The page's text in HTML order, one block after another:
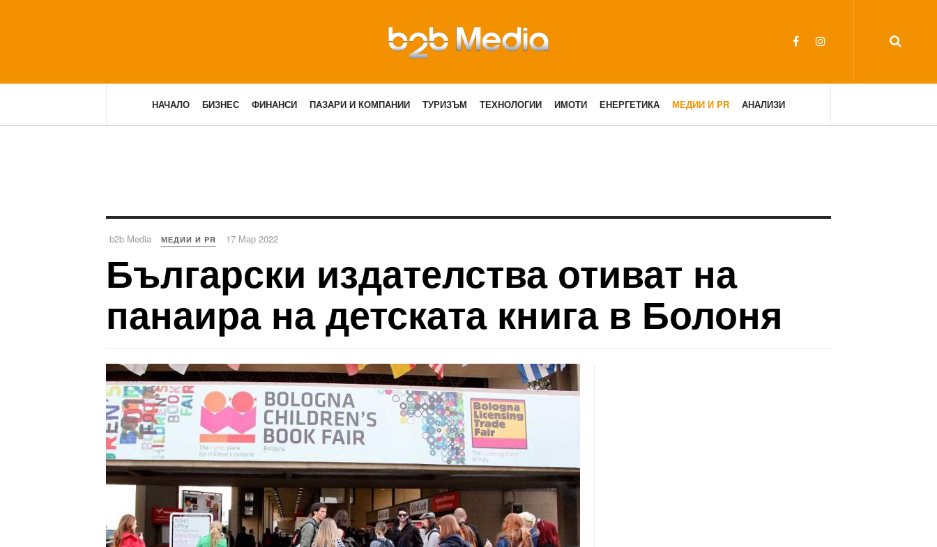
НАЧАЛО БИЗНЕС ФИНАНСИ ПАЗАРИ И КОМПАНИИ ТУРИЗЪМ ТЕХНОЛОГИИ ИМОТИ ЕНЕРГЕТИКА МЕДИИ И PR АНАЛИЗИ
b2b Media МЕДИИ И PR 17 Мар 2022
Български издателства отиват на
панаира на детската книга в Болоня